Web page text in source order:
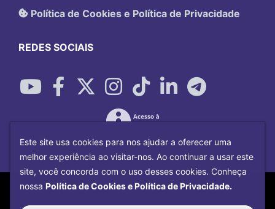
Política de Cookies e Política de Privacidade
REDES SOCIAIS
Copyright©2026Universidade Federal
Este site usa cookies para nos ajudar a oferecer uma
melhor experiência ao visitar-nos. Ao continuar a usar este
site, você concorda com o uso desses cookies. Conheça
nossa Política de Cookies e Política de Privacidade.